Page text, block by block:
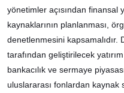
yönetimler açısından
kaynaklarının planlanması,
denetlenmesini kapsamalıdır.
tarafından geliştirilecek
bankacılık ve sermaye
uluslararası fonlardan kaynak